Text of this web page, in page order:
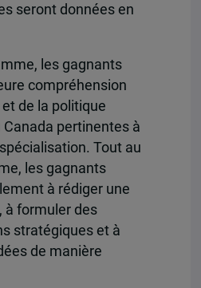
seront données en
les gagnants
compréhension
et de la politique
pertinentes à
Tout au
les gagnants
à rédiger une
à formuler des
stratégiques et à
de manière